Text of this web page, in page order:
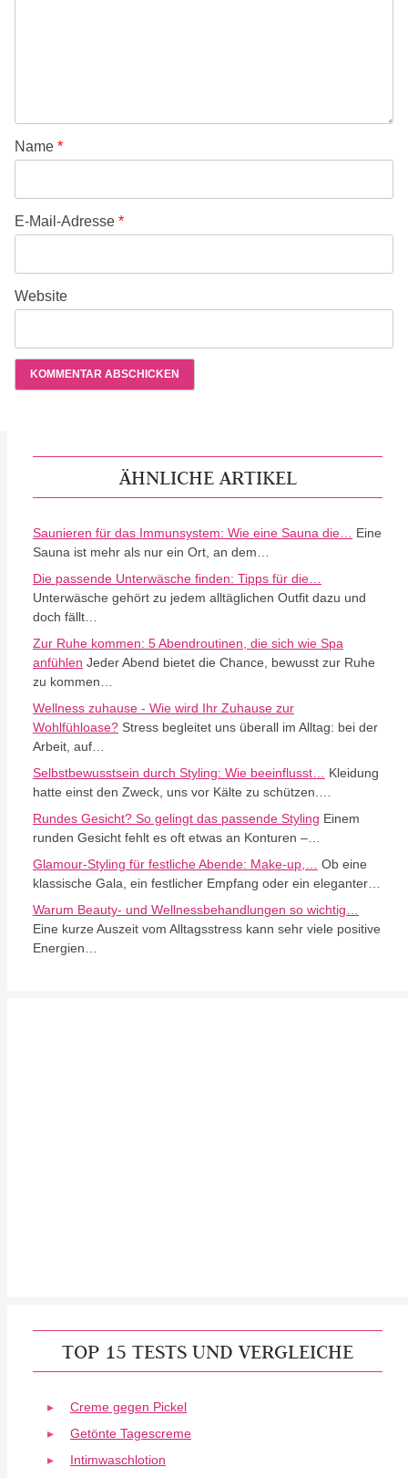
Name *
E-Mail-Adresse *
Website
ÄHNLICHE ARTIKEL
Saunieren für das Immunsystem: Wie eine Sauna die… Eine
Sauna ist mehr als nur ein Ort, an dem…
Die passende Unterwäsche finden: Tipps für die…
Unterwäsche gehört zu jedem alltäglichen Outfit dazu und
doch fällt…
Zur Ruhe kommen: 5 Abendroutinen, die sich wie Spa
anfühlen Jeder Abend bietet die Chance, bewusst zur Ruhe
zu kommen…
Wellness zuhause - Wie wird Ihr Zuhause zur
Wohlfühloase? Stress begleitet uns überall im Alltag: bei der
Arbeit, auf…
Selbstbewusstsein durch Styling: Wie beeinflusst… Kleidung
hatte einst den Zweck, uns vor Kälte zu schützen.…
Rundes Gesicht? So gelingt das passende Styling Einem
runden Gesicht fehlt es oft etwas an Konturen –…
Glamour-Styling für festliche Abende: Make-up,… Ob eine
klassische Gala, ein festlicher Empfang oder ein eleganter…
Warum Beauty- und Wellnessbehandlungen so wichtig…
Eine kurze Auszeit vom Alltagsstress kann sehr viele positive
Energien…
TOP 15 TESTS UND VERGLEICHE
Creme gegen Pickel
Getönte Tagescreme
Intimwaschlotion